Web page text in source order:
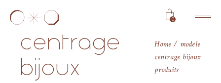
0
modele
centrage
bijoux
Home
modele
centrage bijoux
produits